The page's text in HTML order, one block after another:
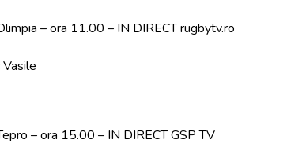
– ora 11.00 – IN DIRECT rugbytv.ro
– ora 15.00 – IN DIRECT GSP TV